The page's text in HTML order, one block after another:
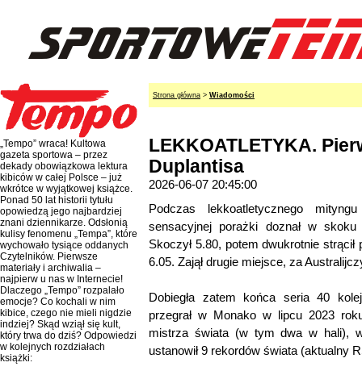
„Tempo” wraca! Kultowa
gazeta sportowa – przez
dekady obowiązkowa lektura
kibiców w całej Polsce – już
wkrótce w wyjątkowej książce.
Ponad 50 lat historii tytułu
opowiedzą jego najbardziej
znani dziennikarze. Odsłonią
kulisy fenomenu „Tempa”, które
wychowało tysiące oddanych
Czytelników. Pierwsze
materiały i archiwalia –
najpierw u nas w Internecie!
Dlaczego „Tempo” rozpalało
emocje? Co kochali w nim
kibice, czego nie mieli nigdzie
indziej? Skąd wziął się kult,
który trwa do dziś? Odpowiedzi
w kolejnych rozdziałach
książki:
Strona główna > Wiadomości
LEKKOATLETYKA.
Duplantisa
2026-06-07 20:45:00
Podczas lekkoatletycznego
sensacyjnej porażki doznał w
Skoczył 5.80, potem dwukrotnie
6.05. Zajął drugie miejsce, za
Dobiegła zatem końca seria 40
przegrał w Monako w lipcu 2023
mistrza świata (w tym dwa w hali),
ustanowił 9 rekordów świata (aktualny